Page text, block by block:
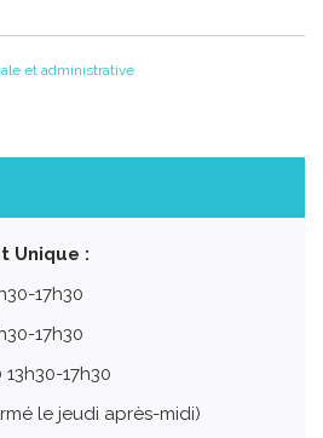
et administrative
Unique :
17h30
17h30
17h30
le jeudi après-midi)